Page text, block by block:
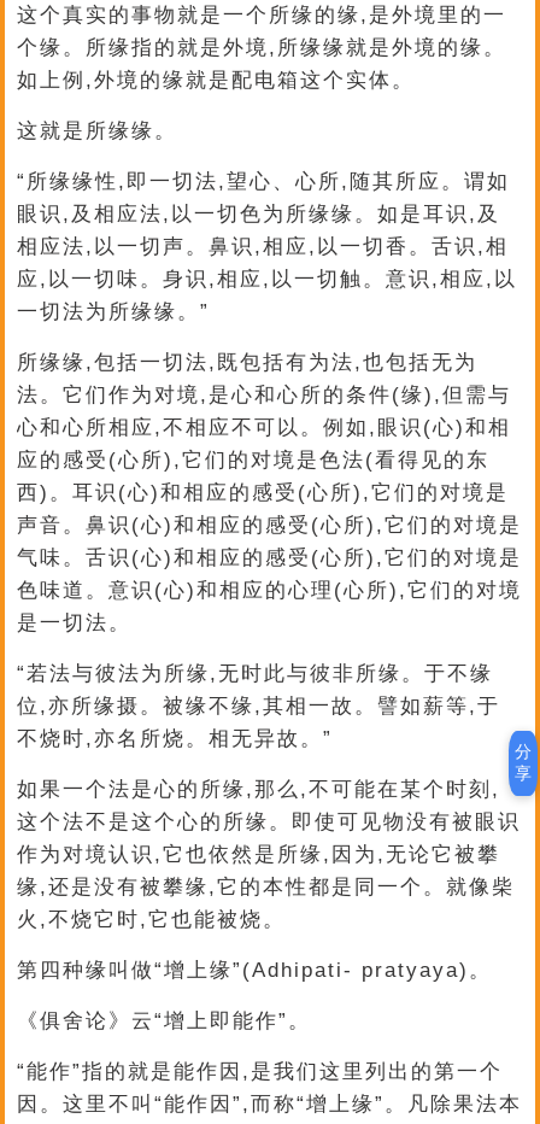
这个真实的事物就是一个所缘的缘,是外境里的一
个缘。所缘指的就是外境,所缘缘就是外境的缘。
如上例,外境的缘就是配电箱这个实体。
这就是所缘缘。
“所缘缘性,即一切法,望心、心所,随其所应。谓如
眼识,及相应法,以一切色为所缘缘。如是耳识,及
相应法,以一切声。鼻识,相应,以一切香。舌识,相
应,以一切味。身识,相应,以一切触。意识,相应,以
一切法为所缘缘。”
所缘缘,包括一切法,既包括有为法,也包括无为
法。它们作为对境,是心和心所的条件(缘),但需与
心和心所相应,不相应不可以。例如,眼识(心)和相
应的感受(心所),它们的对境是色法(看得见的东
西)。耳识(心)和相应的感受(心所),它们的对境是
声音。鼻识(心)和相应的感受(心所),它们的对境是
气味。舌识(心)和相应的感受(心所),它们的对境是
色味道。意识(心)和相应的心理(心所),它们的对境
是一切法。
“若法与彼法为所缘,无时此与彼非所缘。于不缘
位,亦所缘摄。被缘不缘,其相一故。譬如薪等,于
不烧时,亦名所烧。相无异故。”
如果一个法是心的所缘,那么,不可能在某个时刻,
这个法不是这个心的所缘。即使可见物没有被眼识
作为对境认识,它也依然是所缘,因为,无论它被攀
缘,还是没有被攀缘,它的本性都是同一个。就像柴
火,不烧它时,它也能被烧。
第四种缘叫做“增上缘”(Adhipati- pratyaya)。
《俱舍论》云“增上即能作”。
“能作”指的就是能作因,是我们这里列出的第一个
因。这里不叫“能作因”,而称“增上缘”。凡除果法本
分
享